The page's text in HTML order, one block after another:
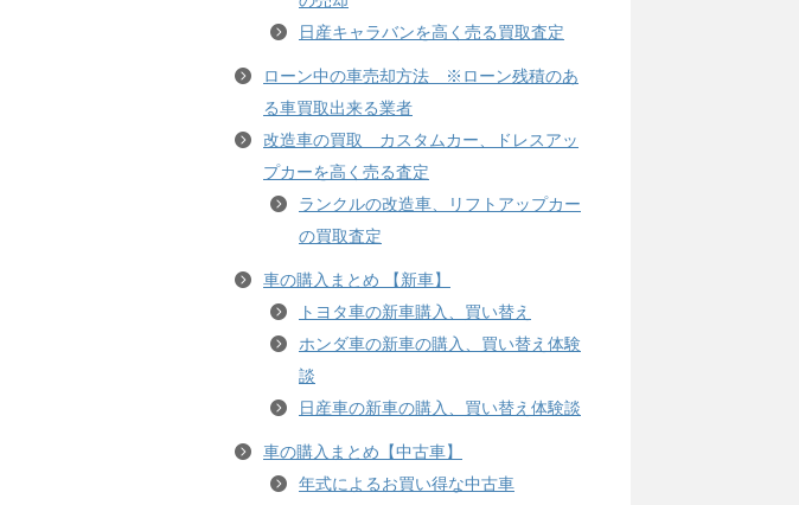
日産キャラバンを高く売る買取査定
ローン中の車売却方法 ※ローン残積のあ
る車買取出来る業者
改造車の買取 カスタムカー、ドレスアッ
プカーを高く売る査定
ランクルの改造車、リフトアップカー
の買取査定
車の購入まとめ 【新車】
トヨタ車の新車購入、買い替え
ホンダ車の新車の購入、買い替え体験
談
日産車の新車の購入、買い替え体験談
車の購入まとめ【中古車】
年式によるお買い得な中古車